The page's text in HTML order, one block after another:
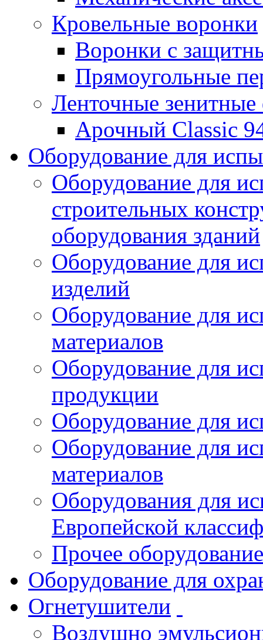
Кровельные воронки
Воронки с
Прямоугольные
Ленточные
Арочный Classic
Оборудование для
Оборудование для
строительных
оборудования зданий
Оборудование для
изделий
Оборудование для
материалов
Оборудование для
продукции
Оборудование для
Оборудование для
материалов
Оборудования для
Европейской
Прочее оборудование
Оборудование для
Огнетушители
Воздушно